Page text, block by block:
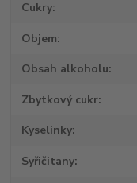
Cukry
Objem
Obsah alkoholu
Zbytkový cukr
Kyselinky
Syřičitany